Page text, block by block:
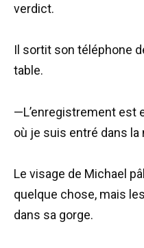
verdict.
Il sortit son téléphone
table.
—L’enregistrement est
où je suis entré dans la
Le visage de Michael
quelque chose, mais
dans sa gorge.